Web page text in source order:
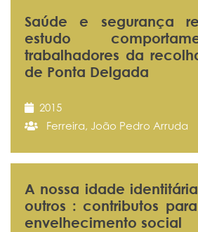
Saúde e segurança
estudo
trabalhadores da
de Ponta Delgada
2015
Ferreira, João Pedro Arruda
A nossa idade
outros : contributos
envelhecimento social